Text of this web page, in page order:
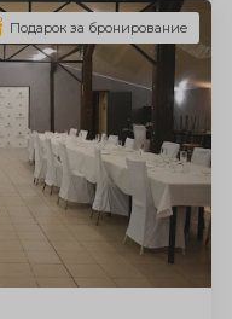
Подарок за бронирование